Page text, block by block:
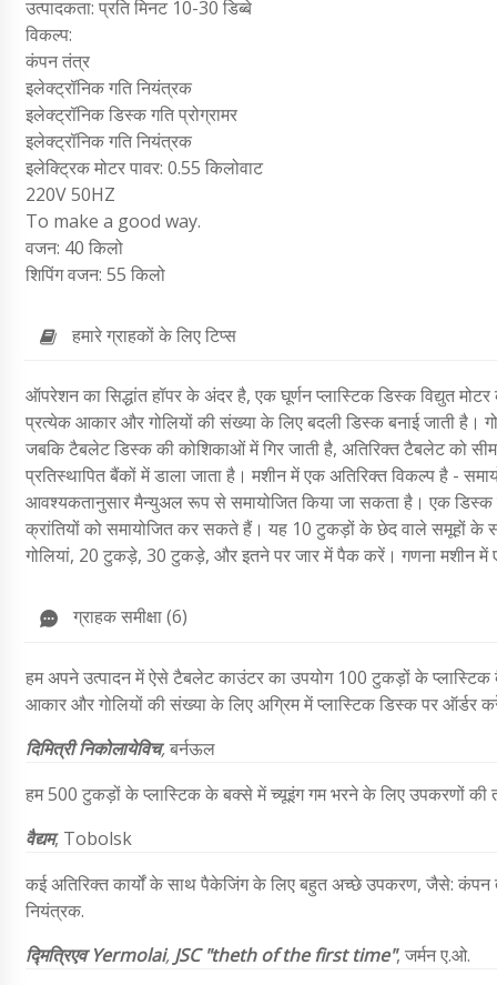
उत्पादकता: प्रति मिनट 10-30 डिब्बे
विकल्प:
कंपन तंत्र
इलेक्ट्रॉनिक गति नियंत्रक
इलेक्ट्रॉनिक डिस्क गति प्रोग्रामर
इलेक्ट्रॉनिक गति नियंत्रक
इलेक्ट्रिक मोटर पावर: 0.55 किलोवाट
220V 50HZ
To make a good way.
वजन: 40 किलो
शिपिंग वजन: 55 किलो
हमारे ग्राहकों के लिए टिप्स
ऑपरेशन का सिद्धांत हॉपर के अंदर है, एक घूर्णन प्लास्टिक डिस्क विद्युत
प्रत्येक आकार और गोलियों की संख्या के लिए बदली डिस्क बनाई जाती है।
जबकि टैबलेट डिस्क की कोशिकाओं में गिर जाती है, अतिरिक्त टैबलेट को
प्रतिस्थापित बैंकों में डाला जाता है। मशीन में एक अतिरिक्त विकल्प है -
आवश्यकतानुसार मैन्युअल रूप से समायोजित किया जा सकता है। एक
क्रांतियों को समायोजित कर सकते हैं। यह 10 टुकड़ों के छेद वाले समूहों
गोलियां, 20 टुकड़े, 30 टुकड़े, और इतने पर जार में पैक करें। गणना मशीन में
ग्राहक समीक्षा (6)
हम अपने उत्पादन में ऐसे टैबलेट काउंटर का उपयोग 100 टुकड़ों के
आकार और गोलियों की संख्या के लिए अग्रिम में प्लास्टिक डिस्क पर ऑर्डर
दिमित्री निकोलायेविच,बर्नऊल
हम 500 टुकड़ों के प्लास्टिक के बक्से में च्यूइंग गम भरने के लिए उपकरणों
वैद्यम, Tobolsk
कई अतिरिक्त कार्यों के साथ पैकेजिंग के लिए बहुत अच्छे उपकरण, जैसे: कंपन
नियंत्रक.
द्मित्रिएवYermolai, JSC "theth of the first time", जर्मन ए.ओ.